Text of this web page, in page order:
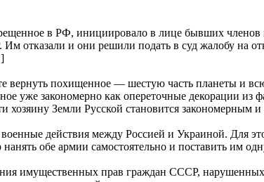
в РФ, инициировало в лице бывших
отказали и они решили подать в суд жалобу на
— шестую часть планеты и всю
уже закономерно как опереточные декорации
хозяину Земли Русской становится закономерным
действия между Россией и Украиной. Для
нанять обе армии самостоятельно и поставить им
имущественных прав граждан СССР, нарушенных